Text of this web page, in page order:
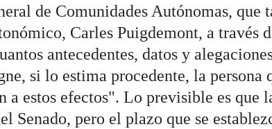
de Comunidades Autónomas, que
Carles Puigdemont, a través
antecedentes, datos y
si lo estima procedente, la persona
a estos efectos". Lo previsible es que
Senado, pero el plazo que se